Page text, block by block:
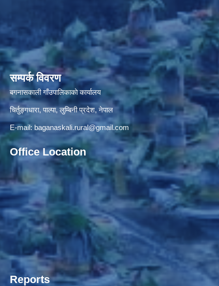
सम्पर्क विवरण
बगनासकाली गाँउपालिकाकाे कार्यालय
चिर्तुङ्गधारा, पाल्पा, लुम्बिनी प्रदेश, नेपाल
E-mail: baganaskali.rural@gmail.com
Office Location
Reports